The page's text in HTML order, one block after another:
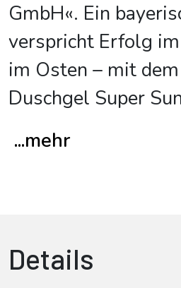
GmbH«. Ein
verspricht Erfolg
im Osten – mit
Duschgel Super
...mehr
Details